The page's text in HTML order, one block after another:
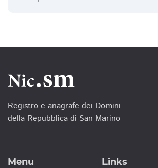
Registro e anagrafe dei Domini
della Repubblica di San Marino
Menu Links